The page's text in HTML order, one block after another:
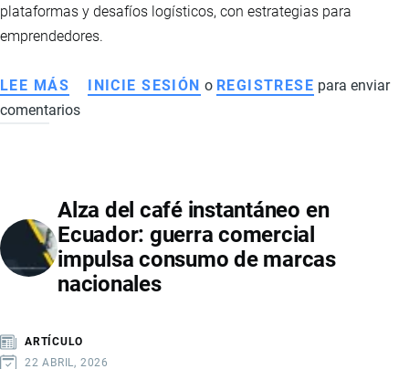
plataformas y desafíos logísticos, con estrategias para
emprendedores.
LEE MÁS SOBRE
DROPSHIPPING
COMPLETA
PARA
EMPRENDEDORES
EN
INICIE SESIÓN o REGISTRESE para enviar
comentarios
Alza del café instantáneo en
Ecuador: guerra comercial
impulsa consumo de marcas
nacionales
ARTÍCULO
22 ABRIL, 2026